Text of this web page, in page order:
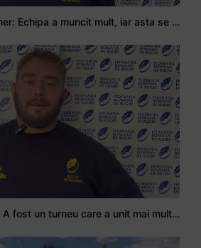
Stejarul Logan Weidner: Echipa a muncit mult, iar asta se va vedea în meciurile de la Nations Cup
Stejarul Iulian Hartig: A fost un turneu care a unit mai mult echipa